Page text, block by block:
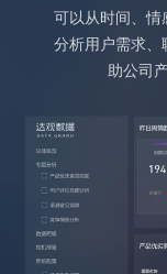
可以从时间、
分析用户需求
助公司